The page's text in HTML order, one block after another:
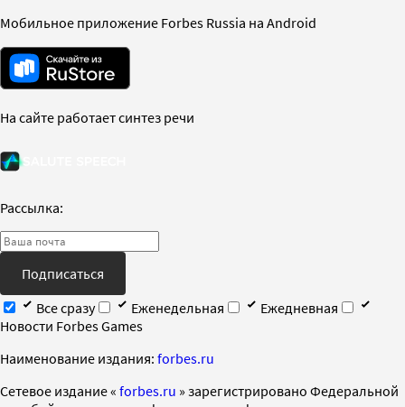
Мобильное приложение Forbes Russia на Android
На сайте работает синтез речи
Рассылка:
Подписаться
Все сразу
Еженедельная
Ежедневная
Новости Forbes Games
Наименование издания: forbes.ru
Cетевое издание « forbes.ru » зарегистрировано Федеральной